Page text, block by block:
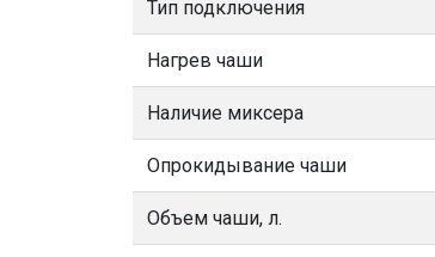
Тип подключения
Нагрев чаши
Наличие миксера
Опрокидывание чаши
Объем чаши, л.